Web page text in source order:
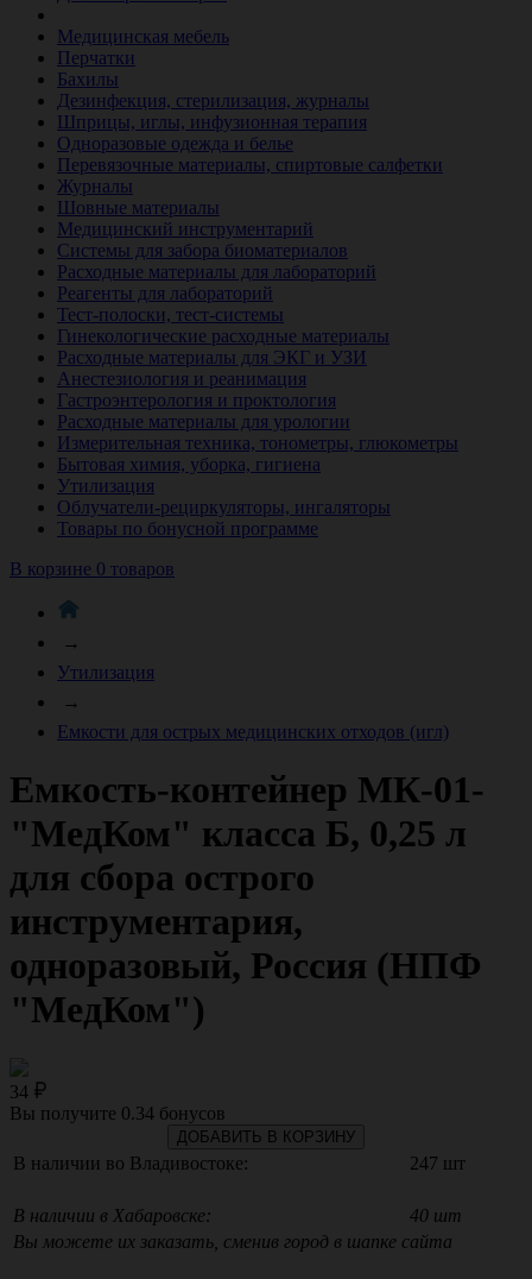
Медицинская мебель
Перчатки
Бахилы
Дезинфекция, стерилизация, журналы
Шприцы, иглы, инфузионная терапия
Одноразовые одежда и белье
Перевязочные материалы, спиртовые салфетки
Журналы
Шовные материалы
Медицинский инструментарий
Системы для забора биоматериалов
Расходные материалы для лабораторий
Реагенты для лабораторий
Тест-полоски, тест-системы
Гинекологические расходные материалы
Расходные материалы для ЭКГ и УЗИ
Анестезиология и реанимация
Гастроэнтерология и проктология
Расходные материалы для урологии
Измерительная техника, тонометры, глюкометры
Бытовая химия, уборка, гигиена
Утилизация
Облучатели-рециркуляторы, ингаляторы
Товары по бонусной программе
В корзине 0 товаров
→
Утилизация
→
Емкости для острых медицинских отходов (игл)
Емкость-контейнер МК-01-
"МедКом" класса Б, 0,25 л
для сбора острого
инструментария,
одноразовый, Россия (НПФ
"МедКом")
34
Вы получите 0.34 бонусов
ДОБАВИТЬ В КОРЗИНУ
В наличии во Владивостоке: 247 шт
В наличии в Хабаровске:
40 шт
Вы можете их заказать, сменив город в шапке сайта